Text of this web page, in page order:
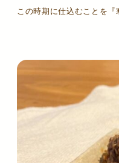
この時期に仕込むことを『